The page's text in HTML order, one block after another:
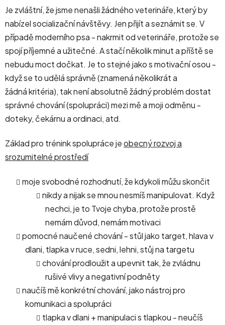
Je zvláštní, že jsme nenašli žádného veterináře, který by
nabízel socializační návštěvy. Jen přijít a seznámit se. V
případě moderního psa - nakrmit od veterináře, protože se
spojí příjemné a užitečné. A stačí několik minut a příště se
nebudu moct dočkat. Je to stejné jako s motivační osou -
když se to udělá správně (znamená několikrát a
žádná kritéria), tak není absolutně žádný problém dostat
správné chování (spolupráci) mezi mě a moji odměnu -
doteky, čekárnu a ordinaci, atd.
Základ pro trénink spolupráce jeobecný rozvoj a
srozumitelné prostředí
moje svobodné rozhodnutí, že kdykoli můžu skončit
nikdy a nijak se mnou nesmíš manipulovat. Když
nechci, je to Tvoje chyba, protože prostě
nemám důvod, nemám motivaci
pomocné naučené chování - stůl jako target, hlava v
dlani, tlapka v ruce, sedni, lehni, stůj na targetu
chování prodloužit a upevnit tak, že zvládnu
rušivé vlivy a negativní podněty
naučíš mě konkrétní chování, jako nástroj pro
komunikaci a spolupráci
tlapka v dlani + manipulaci s tlapkou - neučíš